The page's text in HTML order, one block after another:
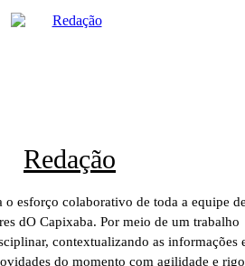
Redação
o esforço colaborativo de toda a equipe
dO Capixaba. Por meio de um trabalho
contextualizando as informações
do momento com agilidade e